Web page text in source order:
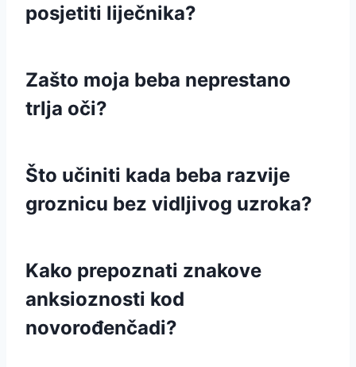
posjetiti liječnika?
Zašto moja beba neprestano
trlja oči?
Što učiniti kada beba razvije
groznicu bez vidljivog uzroka?
Kako prepoznati znakove
anksioznosti kod
novorođenčadi?